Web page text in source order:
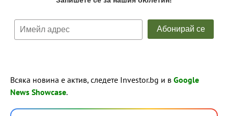
Всяка новина е актив, следете Investor.bg и в Google
News Showcase.